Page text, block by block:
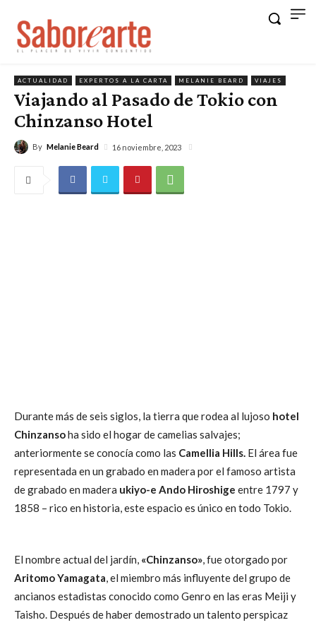
ACTUALIDAD EXPERTOS A LA CARTA MELANIE BEARD VIAJES
Viajando al Pasado de Tokio con
Chinzanso Hotel
By Melanie Beard 16 noviembre, 2023
Durante más de seis siglos, la tierra que rodea al lujoso hotel
Chinzansoha sido el hogar de camelias salvajes;
anteriormente se conocía como las Camellia Hills. El área fue
representada en un grabado en madera por el famoso artista
de grabado en madera ukiyo-e Ando Hiroshige entre 1797 y
1858 – rico en historia, este espacio es único en todo Tokio.
El nombre actual del jardín, «Chinzanso», fue otorgado por
Aritomo Yamagata, el miembro más influyente del grupo de
ancianos estadistas conocido como Genro en las eras Meiji y
Taisho. Después de haber demostrado un talento perspicaz